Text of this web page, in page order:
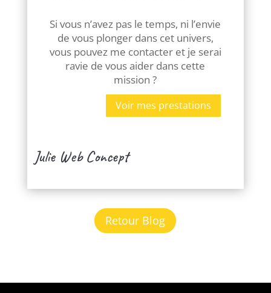
Si vous n’avez pas le temps, ni l’envie
de vous plonger dans cet univers,
vous pouvez me contacter et je serai
ravie de vous aider dans cette
mission ?
Voir mes prestations
Julie Web Concept
Retour Blog